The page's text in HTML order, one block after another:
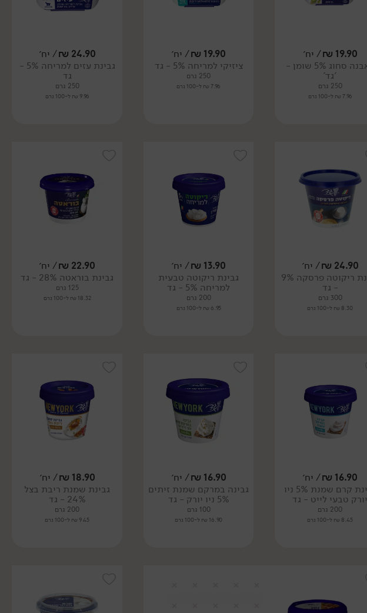
19.90
₪/ יח׳
לאבנה סחוג 5% שומן -
'גד'
250 גרם
7.96 ₪ ל-100 גרם
19.90
₪/ יח׳
ציזיקי למריחה 5% - גד
250 גרם
7.96 ₪ ל-100 גרם
24.90
₪/ יח׳
גבינת עזים למריחה 5% -
גד
250 גרם
9.96 ₪ ל-100 גרם
24.90
₪/ יח׳
גבינת ריקוטה פרסקה 9%
- גד
300 גרם
8.30 ₪ ל-100 גרם
13.90
₪/ יח׳
גבינת ריקוטה טבעית
למריחה 5% - גד
200 גרם
6.95 ₪ ל-100 גרם
22.90
₪/ יח׳
גבינת בוראטה 28% - גד
125 גרם
18.32 ₪ ל-100 גרם
16.90
₪/ יח׳
גבינת קרם שמנת 5% ניו
יורק טבעי לייט - גד
200 גרם
8.45 ₪ ל-100 גרם
16.90
₪/ יח׳
גבינה במרקם שמנת זיתים
5% ניו יורק - גד
100 גרם
16.90 ₪ ל-100 גרם
18.90
₪/ יח׳
גבינת שמנת ריבת בצל
24% - גד
200 גרם
9.45 ₪ ל-100 גרם